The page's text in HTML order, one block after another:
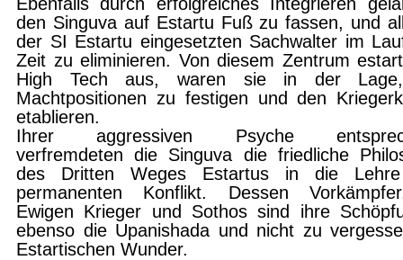
den Sin­guva auf Estartu Fuß zu fassen, und
der SI Estartu eingesetzten Sachwalter im
Zeit zu eliminieren. Von diesem Zentrum
High Tech aus, waren sie in der
Machtpositionen zu festigen und den
etablieren.
Ihrer aggressiven Psyche
verfremdeten die Sin­guva die friedliche
des Dritten Weges Estartus in die
permanenten Konflikt. Dessen
Ewigen Krieger und Sothos sind ihre
ebenso die Upanishada und nicht zu
Estartischen Wun­der.